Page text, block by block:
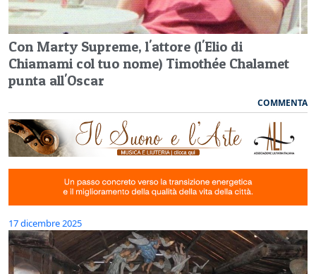
Con Marty Supreme, l'attore (l'Elio di
Chiamami col tuo nome) Timothée Chalamet
punta all'Oscar
COMMENTA
17 dicembre 2025